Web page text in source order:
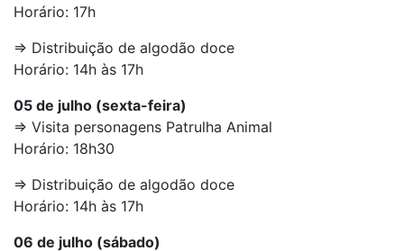
Horário: 17h
=> Distribuição de algodão doce
Horário: 14h às 17h
05 de julho (sexta-feira)
=> Visita personagens Patrulha Animal
Horário: 18h30
=> Distribuição de algodão doce
Horário: 14h às 17h
06 de julho (sábado)